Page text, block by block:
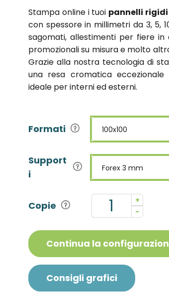
Stampa online i tuoi pannelli rigidi
con spessore in millimetri da 3, 5,
sagomati, allestimenti per fiere in
promozionali su misura e molto
Grazie alla nostra tecnologia di
una resa cromatica
ideale per interni ed esterni.
Formati 100x100
Support
i
Forex 3 mm
Copie
+
-
Continua la
Consigli grafici